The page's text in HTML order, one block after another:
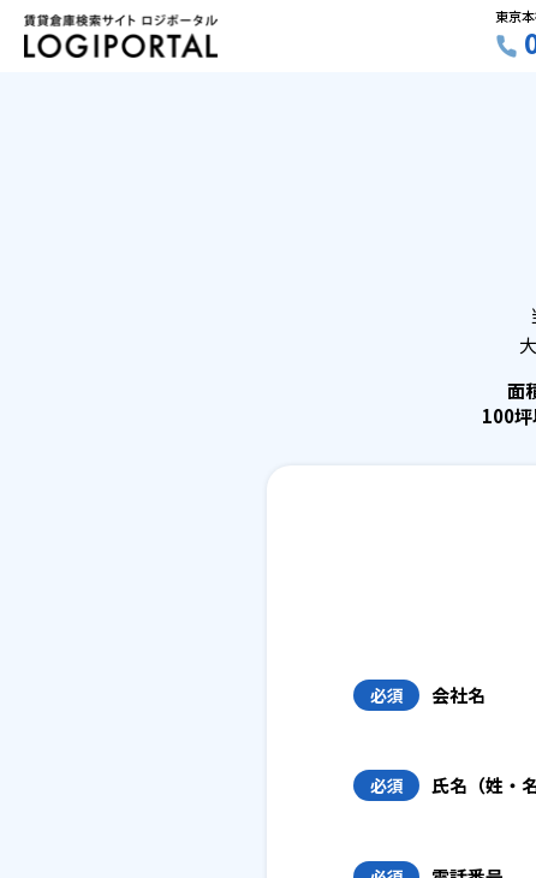
東京
面
100坪
必須 会社名
必須 氏名（姓・名